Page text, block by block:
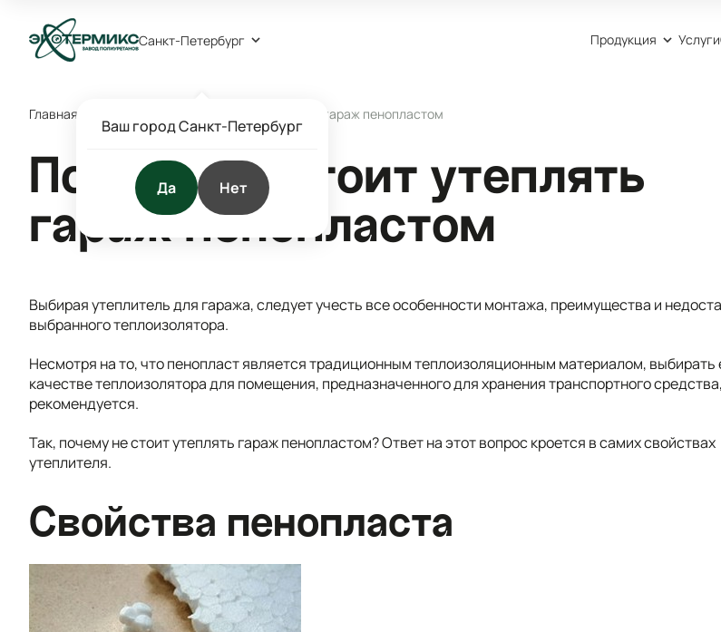
Санкт-Петербург Продукция Услуги
Главная Почему не стоит утеплять гараж пенопластом
Почему не стоит утеплять
гараж пенопластом
Выбирая утеплитель для гаража, следует учесть все особенности монтажа, преимущества и
выбранного теплоизолятора.
Несмотря на то, что пенопласт является традиционным теплоизоляционным материалом, выбирать
качестве теплоизолятора для помещения, предназначенного для хранения транспортного
рекомендуется.
Так, почему не стоит утеплять гараж пенопластом? Ответ на этот вопрос кроется в самих свойствах
утеплителя.
Свойства пенопласта
Ваш город Санкт-Петербург
Да Нет